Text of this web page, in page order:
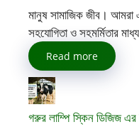
মানুষ সামাজিক জীব। আমরা
সহযোগিতা ও সহমর্মিতার
Read more
গরুর লাম্পি স্কিন ডিজিজ এর